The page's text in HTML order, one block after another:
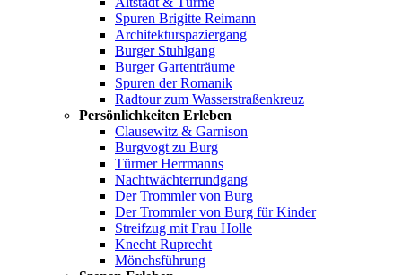
Spuren Brigitte Reimann
Architekturspaziergang
Burger Stuhlgang
Burger Gartenträume
Spuren der Romanik
Radtour zum Wasserstraßenkreuz
Persönlichkeiten Erleben
Clausewitz & Garnison
Burgvogt zu Burg
Türmer Herrmanns
Nachtwächterrundgang
Der Trommler von Burg
Der Trommler von Burg für Kinder
Streifzug mit Frau Holle
Knecht Ruprecht
Mönchsführung